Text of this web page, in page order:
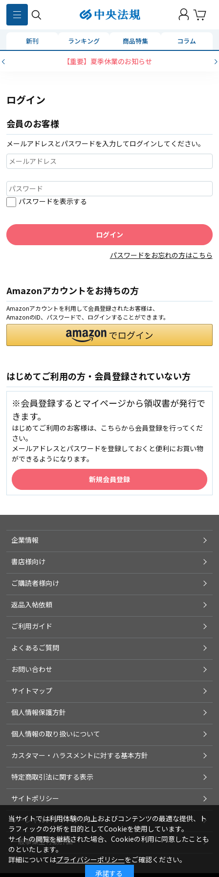
新刊 ランキング 商品特集 コラム
【重要】夏季休業のお知らせ
ログイン
会員のお客様
メールアドレスとパスワードを入力してログインしてください。
パスワードを表示する
パスワードをお忘れの方はこちら
Amazonアカウントをお持ちの方
Amazonアカウントを利用して会員登録されたお客様は、
AmazonのID、パスワードで、ログインすることができます。
はじめてご利用の方・会員登録されていない方
※会員登録するとマイページから領収書が発行で
きます。
はじめてご利用のお客様は、こちらから会員登録を行ってくだ
さい。
メールアドレスとパスワードを登録しておくと便利にお買い物
ができるようになります。
企業情報
書店様向け
ご購読者様向け
返品入帖依頼
ご利用ガイド
よくあるご質問
お問い合わせ
サイトマップ
個人情報保護方針
個人情報の取り扱いについて
カスタマー・ハラスメントに対する基本方針
特定商取引法に関する表示
サイトポリシー
ソーシャルメディアポリシー
一般事業主行動計画
当サイトでは利用体験の向上およびコンテンツの最適な提供、ト
ラフィックの分析を目的としてCookieを使用しています。
サイトの閲覧を継続された場合、Cookieの利用に同意したことも
のといたします。
詳細についてはプライバシーポリシーをご確認ください。
承諾する